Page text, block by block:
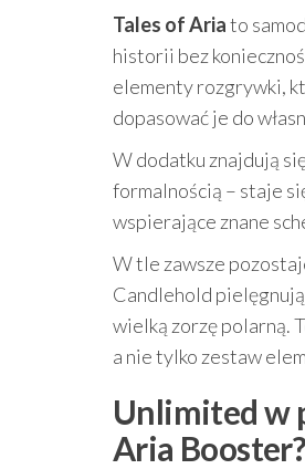
Tales of Ariato
historii bez
elementy rozgrywki,
dopasować je do
W dodatku znajdują
formalnością – staje
wspierające znane
W tle zawsze
Candlehold
wielką zorzę polarną.
a nie tylko zestaw
Unlimited w
Aria Booster?